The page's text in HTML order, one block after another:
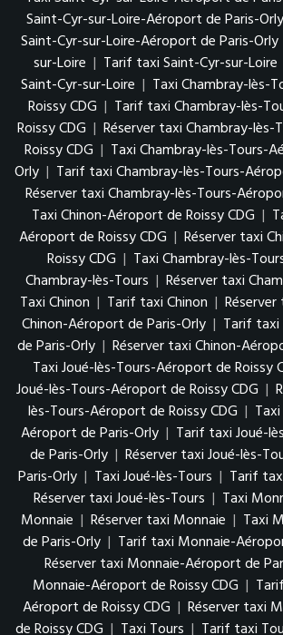
Saint-Cyr-sur-Loire-Aéroport de Paris-Orly
Saint-Cyr-sur-Loire-Aéroport de Paris-Orly
sur-Loire | Tarif taxi Saint-Cyr-sur-Loire
Saint-Cyr-sur-Loire | Taxi Chambray-lès-
Roissy CDG | Tarif taxi Chambray-lès-
Roissy CDG | Réserver taxi Chambray-
Roissy CDG | Taxi Chambray-lès-Tours-
Orly | Tarif taxi Chambray-lès-Tours-
Réserver taxi Chambray-lès-Tours-
Taxi Chinon-Aéroport de Roissy CDG |
Aéroport de Roissy CDG | Réserver taxi
Roissy CDG | Taxi Chambray-lès-
Chambray-lès-Tours | Réserver taxi
Taxi Chinon | Tarif taxi Chinon |
Chinon-Aéroport de Paris-Orly | Tarif taxi
de Paris-Orly | Réserver taxi Chinon-
Taxi Joué-lès-Tours-Aéroport de Roissy
Joué-lès-Tours-Aéroport de Roissy CDG |
lès-Tours-Aéroport de Roissy CDG |
Aéroport de Paris-Orly | Tarif taxi Joué-
de Paris-Orly | Réserver taxi Joué-lès-
Paris-Orly | Taxi Joué-lès-Tours | Tarif
Réserver taxi Joué-lès-Tours | Taxi
Monnaie | Réserver taxi Monnaie | Taxi
de Paris-Orly | Tarif taxi Monnaie-
Réserver taxi Monnaie-Aéroport de
Monnaie-Aéroport de Roissy CDG |
Aéroport de Roissy CDG | Réserver taxi
de Roissy CDG | Taxi Tours | Tarif taxi